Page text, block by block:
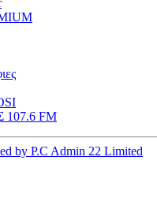
FM
by P.C Admin 22 Limited